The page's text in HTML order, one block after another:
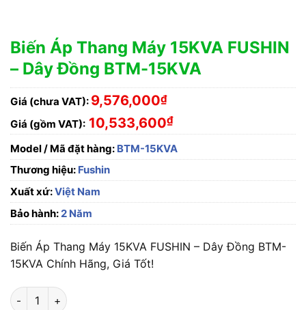
Biến Áp Thang Máy 15KVA FUSHIN
– Dây Đồng BTM-15KVA
Giá (chưa VAT): 9,576,000₫
Giá (gồm VAT): 10,533,600₫
Model / Mã đặt hàng: BTM-15KVA
Thương hiệu: Fushin
Xuất xứ:Việt Nam
Bảo hành:2 Năm
Biến Áp Thang Máy 15KVA FUSHIN – Dây Đồng BTM-
15KVA Chính Hãng, Giá Tốt!
Biến Áp Thang Máy 15KVA FUSHIN - Dây Đồng BTM-15KVA